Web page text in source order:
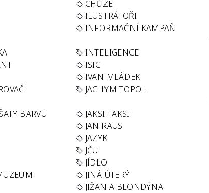
CHŮZE
ILUSTRÁTOŘI
INFORMAČNÍ KAMPAŇ
INTELIGENCE
ISIC
IVAN MLÁDEK
JACHYM TOPOL
BARVU JAKSI TAKSI
JAN RAUS
JAZYK
JČU
JÍDLO
JINÁ ÚTERÝ
JIŽAN A BLONDÝNA